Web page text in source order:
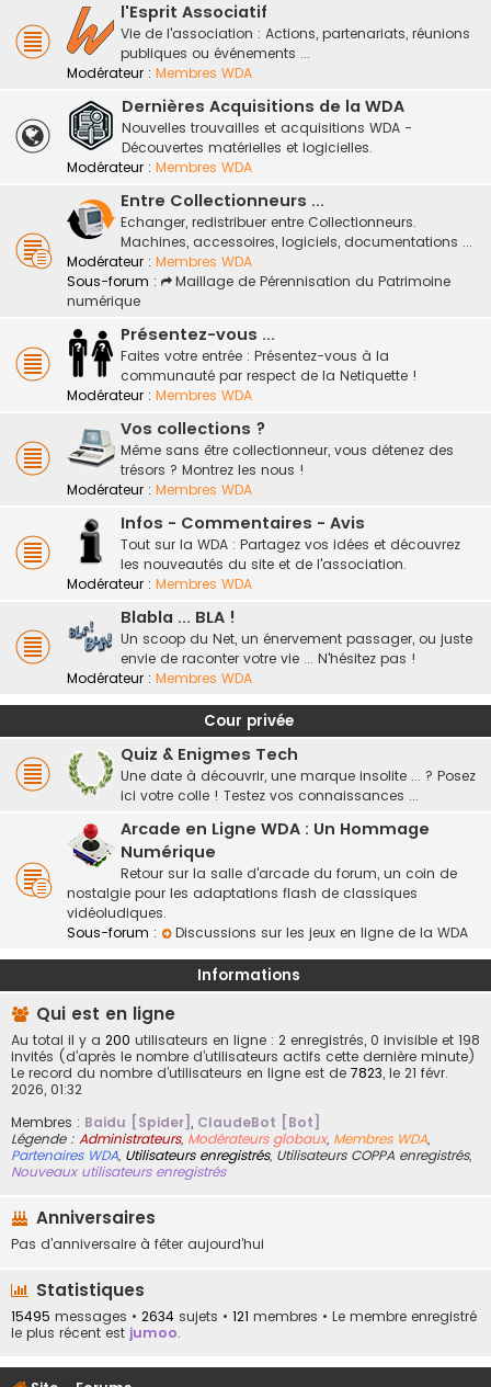
l'Esprit Associatif
Vie de l'association : Actions, partenariats, réunions
publiques ou événements ...
Modérateur : Membres WDA
Dernières Acquisitions de la WDA
Nouvelles trouvailles et acquisitions WDA -
Découvertes matérielles et logicielles.
Modérateur : Membres WDA
Entre Collectionneurs ...
Echanger, redistribuer entre Collectionneurs.
Machines, accessoires, logiciels, documentations ...
Modérateur : Membres WDA
Sous-forum :
Maillage de Pérennisation du Patrimoine
numérique
Présentez-vous ...
Faites votre entrée : Présentez-vous à la
communauté par respect de la Netiquette !
Modérateur : Membres WDA
Vos collections ?
Même sans être collectionneur, vous détenez des
trésors ? Montrez les nous !
Modérateur : Membres WDA
Infos - Commentaires - Avis
Tout sur la WDA : Partagez vos idées et découvrez
les nouveautés du site et de l'association.
Modérateur : Membres WDA
Blabla ... BLA !
Un scoop du Net, un énervement passager, ou juste
envie de raconter votre vie ... N'hésitez pas !
Modérateur : Membres WDA
Cour privée
Quiz & Enigmes Tech
Une date à découvrir, une marque insolite ... ? Posez
ici votre colle ! Testez vos connaissances ...
Arcade en Ligne WDA : Un Hommage
Numérique
Retour sur la salle d'arcade du forum, un coin de
nostalgie pour les adaptations flash de classiques
vidéoludiques.
Sous-forum :
Discussions sur les jeux en ligne de la WDA
Informations
Qui est en ligne
Au total il y a 200 utilisateurs en ligne : 2 enregistrés, 0 invisible et 198
invités (d’après le nombre d’utilisateurs actifs cette dernière minute)
Le record du nombre d’utilisateurs en ligne est de 7823, le 21 févr.
2026, 01:32
Membres : Baidu [Spider], ClaudeBot [Bot]
Légende : Administrateurs, Modérateurs globaux, Membres WDA,
Partenaires WDA, Utilisateurs enregistrés, Utilisateurs COPPA enregistrés,
Nouveaux utilisateurs enregistrés
Anniversaires
Pas d’anniversaire à fêter aujourd’hui
Statistiques
15495 messages • 2634 sujets • 121 membres • Le membre enregistré
le plus récent est jumoo.